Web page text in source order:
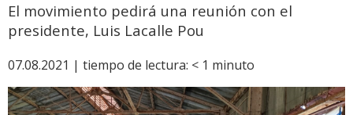
El movimiento pedirá una reunión con el
presidente, Luis Lacalle Pou
07.08.2021 | tiempo de lectura: < 1 minuto